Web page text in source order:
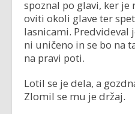
spoznal po glavi, ker
oviti okoli glave ter
lasnicami. Predvideval
ni uničeno in se bo na
na pravi poti.
Lotil se je dela, a
Zlomil se mu je držaj.